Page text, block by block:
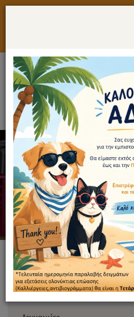
HOME / ΕΞΕΤΑΣΕΙΣ /
ΖΩΑ ΣΥΝΤΡΟΦΙΑΣ /
Μορφολογικά Χαρακτηριστικά